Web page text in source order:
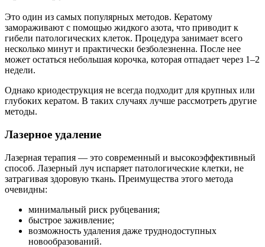
Это один из самых популярных методов. Кератому
замораживают с помощью жидкого азота, что приводит к
гибели патологических клеток. Процедура занимает всего
несколько минут и практически безболезненна. После нее
может остаться небольшая корочка, которая отпадает через 1–2
недели.
Однако криодеструкция не всегда подходит для крупных или
глубоких кератом. В таких случаях лучше рассмотреть другие
методы.
Лазерное удаление
Лазерная терапия — это современный и высокоэффективный
способ. Лазерный луч испаряет патологические клетки, не
затрагивая здоровую ткань. Преимущества этого метода
очевидны:
минимальный риск рубцевания;
быстрое заживление;
возможность удаления даже труднодоступных
новообразований.